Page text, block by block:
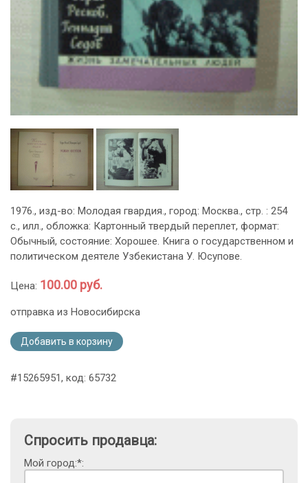
1976., изд-во: Молодая гвардия., город: Москва., стр. : 254
с., илл., обложка: Картонный твердый переплет, формат:
Обычный, состояние: Хорошее. Книга о государственном и
политическом деятеле Узбекистана У. Юсупове.
Цена: 100.00 руб.
отправка из Новосибирска
Добавить в корзину
#15265951, код: 65732
Спросить продавца:
Мой город:*: